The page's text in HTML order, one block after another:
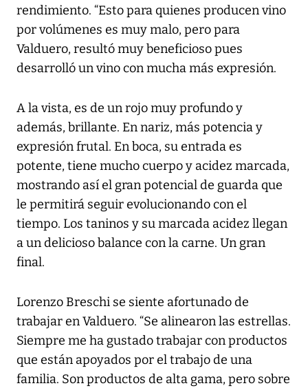
rendimiento. “Esto para quienes producen vino
por volúmenes es muy malo, pero para
Valduero, resultó muy beneficioso pues
desarrolló un vino con mucha más expresión.
A la vista, es de un rojo muy profundo y
además, brillante. En nariz, más potencia y
expresión frutal. En boca, su entrada es
potente, tiene mucho cuerpo y acidez marcada,
mostrando así el gran potencial de guarda que
le permitirá seguir evolucionando con el
tiempo. Los taninos y su marcada acidez llegan
a un delicioso balance con la carne. Un gran
final.
Lorenzo Breschi se siente afortunado de
trabajar en Valduero. “Se alinearon las estrellas.
Siempre me ha gustado trabajar con productos
que están apoyados por el trabajo de una
familia. Son productos de alta gama, pero sobre